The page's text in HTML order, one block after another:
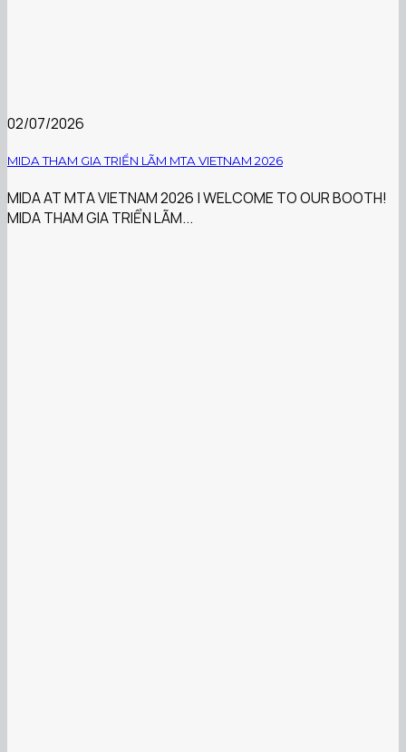
02/07/2026
MIDA THAM GIA TRIỂN LÃM MTA VIETNAM 2026
MIDA AT MTA VIETNAM 2026 | WELCOME TO OUR BOOTH!
MIDA THAM GIA TRIỂN LÃM...